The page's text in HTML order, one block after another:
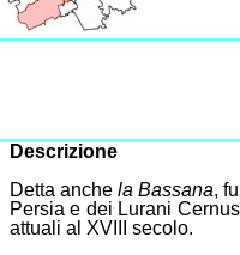
Descrizione
Detta anche la Bassana,
Persia e dei Lurani
attuali al XVIII secolo.